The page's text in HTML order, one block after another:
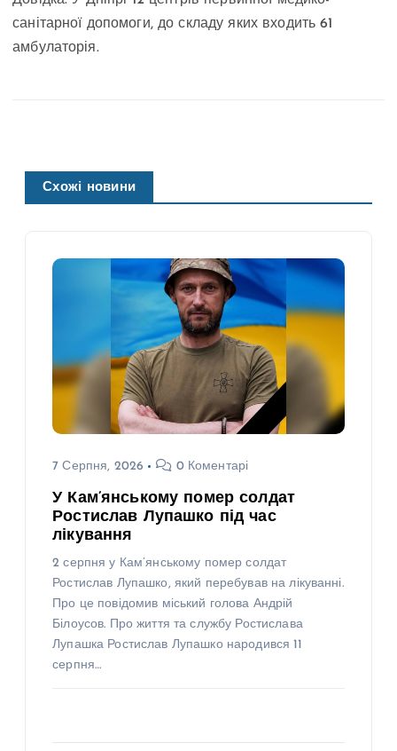
санітарної допомоги, до складу яких входить 61
амбулаторія.
Схожі новини
7 Серпня, 2026 0 Коментарі
У Кам’янському помер солдат
Ростислав Лупашко під час
лікування
2 серпня у Кам’янському помер солдат
Ростислав Лупашко, який перебував на лікуванні.
Про це повідомив міський голова Андрій
Білоусов. Про життя та службу Ростислава
Лупашка Ростислав Лупашко народився 11
серпня…